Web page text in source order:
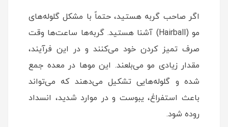
اگر صاحب گربه هستید، حتماً با مشکل گلوله‌های
مو (Hairball) آشنا هستید. گربه‌ها ساعت‌ها وقت
صرف تمیز کردن خود می‌کنند و در این فرآیند،
مقدار زیادی مو می‌بلعند. این موها در معده جمع
شده و گلوله‌هایی تشکیل می‌دهند که می‌تواند
باعث استفراغ، یبوست و در موارد شدید، انسداد
روده شود.